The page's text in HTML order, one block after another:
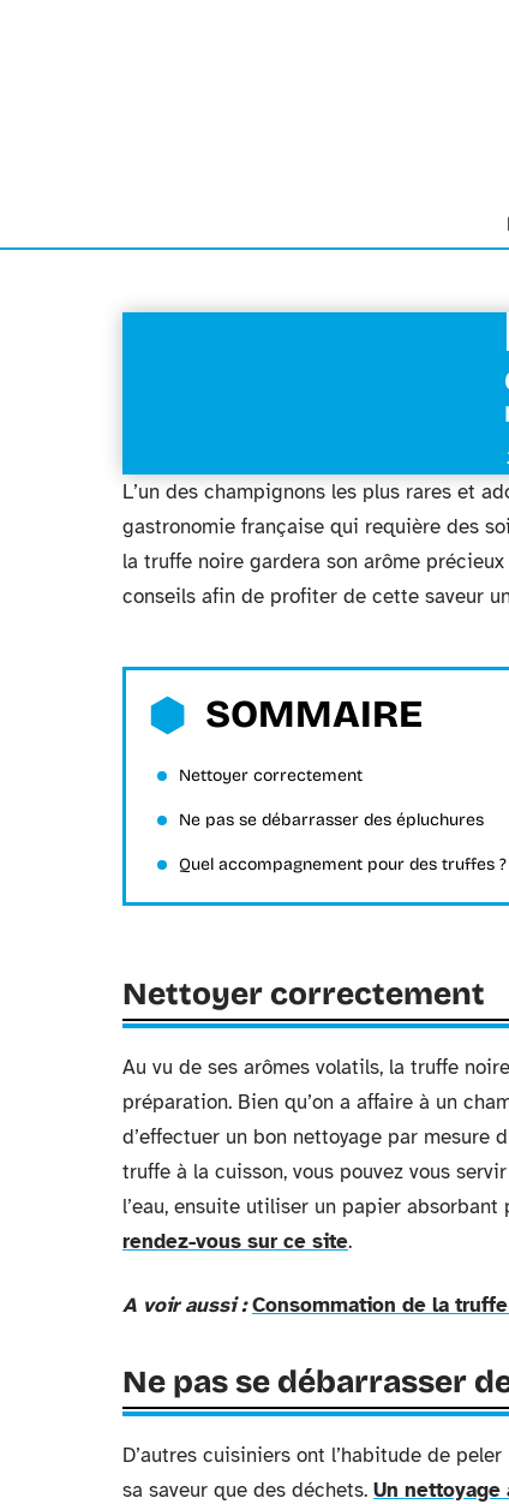
L’un des champignons les plus rares et
gastronomie française qui requière des
la truffe noire gardera son arôme
conseils afin de profiter de cette saveur
SOMMAIRE
Nettoyer correctement
Ne pas se débarrasser des épluchures
Quel accompagnement pour des truffes ?
Nettoyer correctement
Au vu de ses arômes volatils, la truffe
préparation. Bien qu’on a affaire à un
d’effectuer un bon nettoyage par mesure
truffe à la cuisson, vous pouvez vous
l’eau, ensuite utiliser un papier
rendez-vous sur ce site.
A voir aussi : Consommation de la
Ne pas se débarrasser
D’autres cuisiniers ont l’habitude de
sa saveur que des déchets. Un nettoyage